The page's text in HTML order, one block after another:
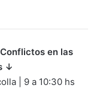
en las
↓
| 9 a 10:30 hs